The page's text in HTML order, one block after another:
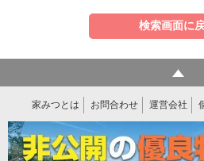
検索画面に
家みつとは お問合わせ 運営会社